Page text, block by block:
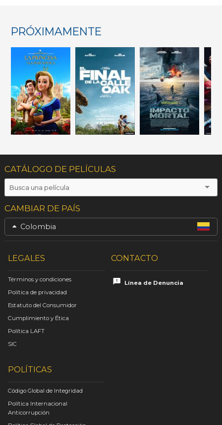
PRÓXIMAMENTE
CATÁLOGO DE PELÍCULAS
CAMBIAR DE PAÍS
Colombia
LEGALES
Términos y condiciones
Política de privacidad
Estatuto del Consumidor
Cumplimiento y Ética
Política LAFT
SIC
CONTACTO
Línea de Denuncia
POLÍTICAS
Código Global de Integridad
Política Internacional
Anticorrupción